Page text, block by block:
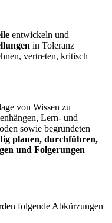
entwickeln und
in Toleranz
vertreten, kritisch
von Wissen zu
Lern- und
sowie begründeten
planen, durchführen,
und Folgerungen
folgende Abkürzungen